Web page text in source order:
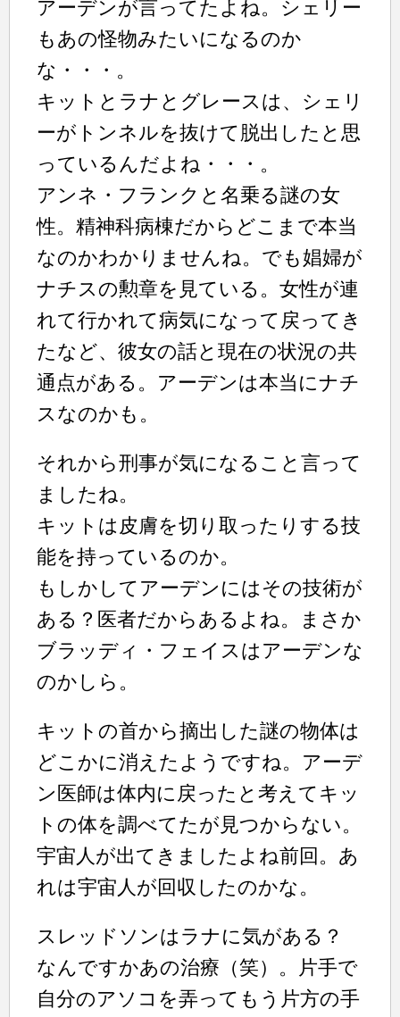
アーデンが言ってたよね。シェリー
もあの怪物みたいになるのか
な・・・。
キットとラナとグレースは、シェリ
ーがトンネルを抜けて脱出したと思
っているんだよね・・・。
アンネ・フランクと名乗る謎の女
性。精神科病棟だからどこまで本当
なのかわかりませんね。でも娼婦が
ナチスの勲章を見ている。女性が連
れて行かれて病気になって戻ってき
たなど、彼女の話と現在の状況の共
通点がある。アーデンは本当にナチ
スなのかも。
それから刑事が気になること言って
ましたね。
キットは皮膚を切り取ったりする技
能を持っているのか。
もしかしてアーデンにはその技術が
ある？医者だからあるよね。まさか
ブラッディ・フェイスはアーデンな
のかしら。
キットの首から摘出した謎の物体は
どこかに消えたようですね。アーデ
ン医師は体内に戻ったと考えてキッ
トの体を調べてたが見つからない。
宇宙人が出てきましたよね前回。あ
れは宇宙人が回収したのかな。
スレッドソンはラナに気がある？
なんですかあの治療（笑）。片手で
自分のアソコを弄ってもう片方の手